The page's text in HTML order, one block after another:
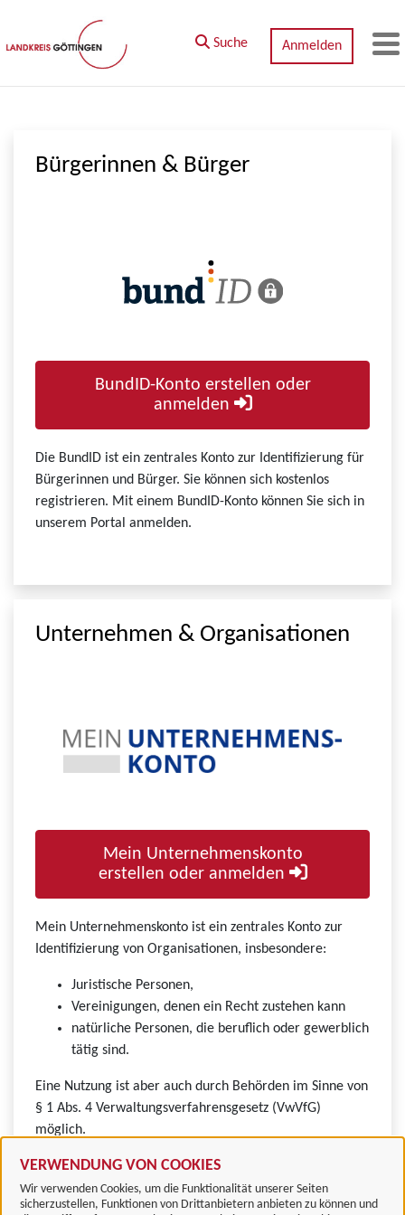
Zum Hauptinhalt springen
VERWENDUNG VON COOKIES
Wir verwenden Cookies, um die Funktionalität unserer Seiten
sicherzustellen, Funktionen von Drittanbietern anbieten zu können und
Suche Anmelden
Bürgerinnen & Bürger
BundID-Konto erstellen oder
anmelden
Die BundID ist ein zentrales Konto zur Identifizierung für
Bürgerinnen und Bürger. Sie können sich kostenlos
registrieren. Mit einem BundID-Konto können Sie sich in
unserem Portal anmelden.
Unternehmen & Organisationen
Mein Unternehmenskonto
erstellen oder anmelden
Mein Unternehmenskonto ist ein zentrales Konto zur
Identifizierung von Organisationen, insbesondere:
Juristische Personen,
Vereinigungen, denen ein Recht zustehen kann
natürliche Personen, die beruflich oder gewerblich
tätig sind.
Eine Nutzung ist aber auch durch Behörden im Sinne von
§ 1 Abs. 4 Verwaltungsverfahrensgesetz (VwVfG)
möglich.